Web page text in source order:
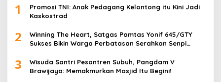
1
Promosi TNI: Anak Pedagang Kelontong itu Kini Jadi
Kaskostrad
2
Winning The Heart, Satgas Pamtas Yonif 645/GTY
Sukses Bikin Warga Perbatasan Serahkan Senpi
3
Wisuda Santri Pesantren Subuh, Pangdam V
Brawijaya: Memakmurkan Masjid Itu Begini!